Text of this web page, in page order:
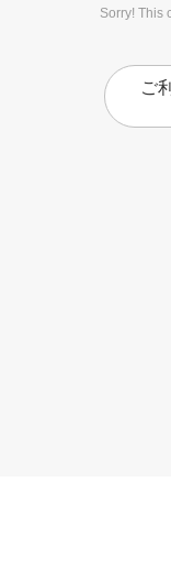
Sorry! This
ご